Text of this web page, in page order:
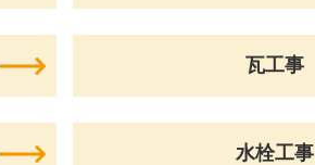
瓦工事
水栓工事